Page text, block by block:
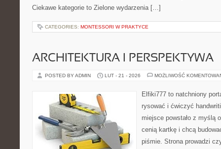
Ciekawe kategorie to Zielone wydarzenia […]
CATEGORIES: MONTESSORI W PRAKTYCE
ARCHITEKTURA I PERSPEKTYWA
POSTED BY ADMIN LUT - 21 - 2026 MOŻLIWOŚĆ
Elfiki777 to natchniony
rysować i ćwiczyć
miejsce powstało z myślą
cenią kartkę i chcą
piśmie. Strona prowadzi